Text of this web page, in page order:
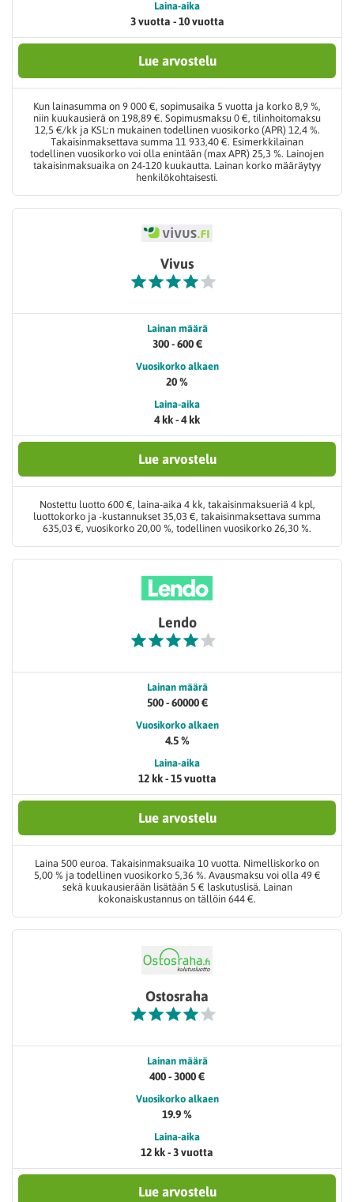
Laina-aika
3 vuotta - 10 vuotta
Lue arvostelu
Kun lainasumma on 9 000 €, sopimusaika 5 vuotta ja korko 8,9 %,
niin kuukausierä on 198,89 €. Sopimusmaksu 0 €, tilinhoitomaksu
12,5 €/kk ja KSL:n mukainen todellinen vuosikorko (APR) 12,4 %.
Takaisinmaksettava summa 11 933,40 €. Esimerkkilainan
todellinen vuosikorko voi olla enintään (max APR) 25,3 %. Lainojen
takaisinmaksuaika on 24-120 kuukautta. Lainan korko määräytyy
henkilökohtaisesti.
Vivus
Lainan määrä
300 - 600 €
Vuosikorko alkaen
20 %
Laina-aika
4 kk - 4 kk
Lue arvostelu
Nostettu luotto 600 €, laina-aika 4 kk, takaisinmaksueriä 4 kpl,
luottokorko ja -kustannukset 35,03 €, takaisinmaksettava summa
635,03 €, vuosikorko 20,00 %, todellinen vuosikorko 26,30 %.
Lendo
Lainan määrä
500 - 60000 €
Vuosikorko alkaen
4.5 %
Laina-aika
12 kk - 15 vuotta
Lue arvostelu
Laina 500 euroa. Takaisinmaksuaika 10 vuotta. Nimelliskorko on
5,00 % ja todellinen vuosikorko 5,36 %. Avausmaksu voi olla 49 €
sekä kuukausierään lisätään 5 € laskutuslisä. Lainan
kokonaiskustannus on tällöin 644 €.
Ostosraha
Lainan määrä
400 - 3000 €
Vuosikorko alkaen
19.9 %
Laina-aika
12 kk - 3 vuotta
Lue arvostelu